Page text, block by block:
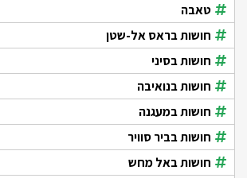
טאבה
חושות בראס אל-שטן
חושות בסיני
חושות בנואיבה
חושות במעגנה
חושות בביר סוויר
חושות באל מחש